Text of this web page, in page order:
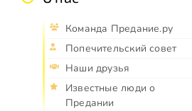
Команда Предание.ру
Попечительский совет
Наши друзья
Известные люди о
Предании